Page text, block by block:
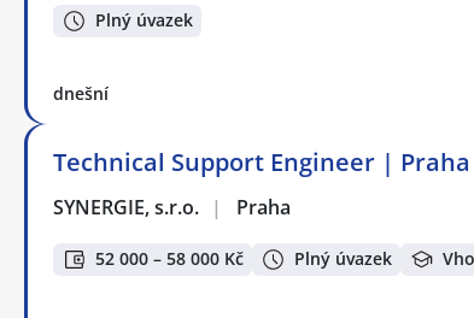
Plný úvazek
dnešní
Technical Support Engineer | Praha
SYNERGIE, s.r.o. | Praha
52 000 – 58 000 Kč Plný úvazek